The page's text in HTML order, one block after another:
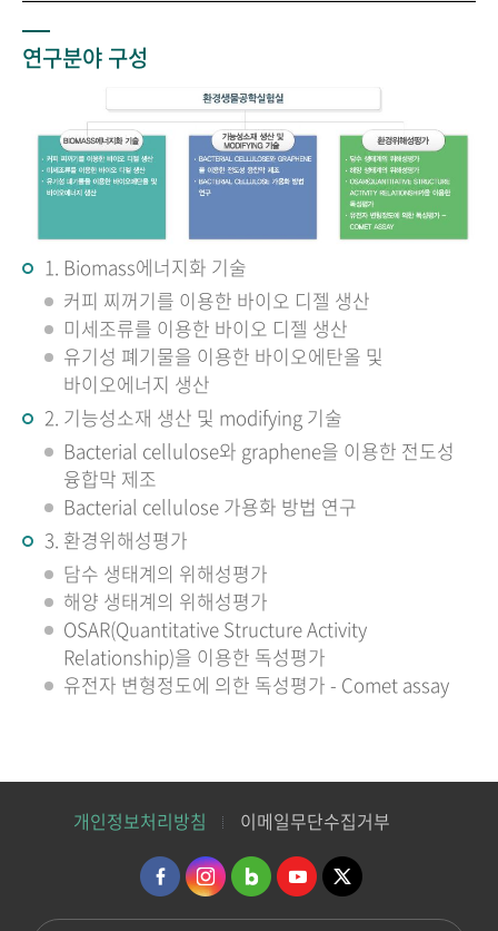
연구분야 구성
1. Biomass에너지화 기술
커피 찌꺼기를 이용한 바이오 디젤 생산
미세조류를 이용한 바이오 디젤 생산
유기성 폐기물을 이용한 바이오에탄올 및
바이오에너지 생산
2. 기능성소재 생산 및 modifying 기술
Bacterial cellulose와 graphene을 이용한 전도성
융합막 제조
Bacterial cellulose 가용화 방법 연구
3. 환경위해성평가
담수 생태계의 위해성평가
해양 생태계의 위해성평가
OSAR(Quantitative Structure Activity
Relationship)을 이용한 독성평가
유전자 변형정도에 의한 독성평가 - Comet assay
개인정보처리방침 이메일무단수집거부